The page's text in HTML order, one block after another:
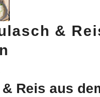
&
Reis aus